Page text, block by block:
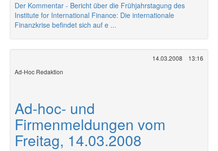
Der Kommentar - Bericht über die Frühjahrstagung des
Institute for International Finance: Die internationale
Finanzkrise befindet sich auf e ...
14.03.2008
13:16
Ad-Hoc Redaktion
Ad-hoc- und
Firmenmeldungen vom
Freitag, 14.03.2008